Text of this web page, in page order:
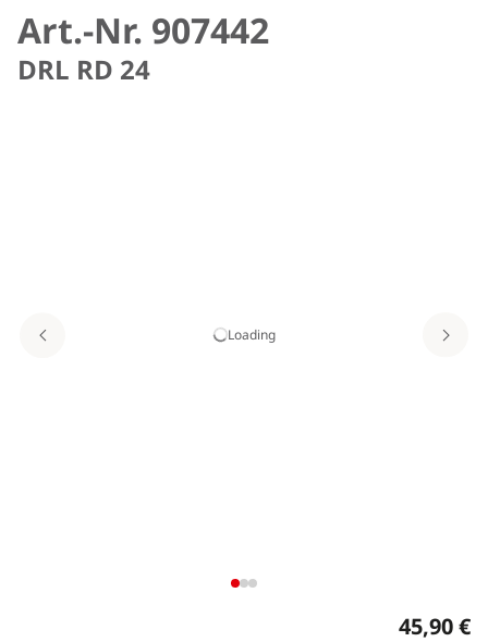
Art.-Nr. 907442
DRL RD 24
Loading
45,90 €